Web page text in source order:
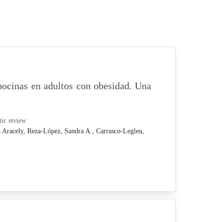
en adultos con obesidad. Una
review
Reza-López, Sandra A., Carrasco-Legleu,